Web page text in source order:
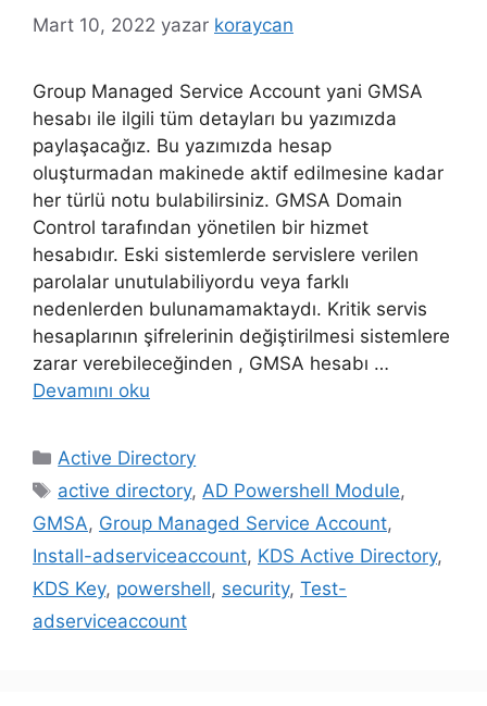
Mart 10, 2022 yazar koraycan
Group Managed Service Account yani GMSA
hesabı ile ilgili tüm detayları bu yazımızda
paylaşacağız. Bu yazımızda hesap
oluşturmadan makinede aktif edilmesine kadar
her türlü notu bulabilirsiniz. GMSA Domain
Control tarafından yönetilen bir hizmet
hesabıdır. Eski sistemlerde servislere verilen
parolalar unutulabiliyordu veya farklı
nedenlerden bulunamamaktaydı. Kritik servis
hesaplarının şifrelerinin değiştirilmesi sistemlere
zarar verebileceğinden , GMSA hesabı …
Devamını oku
Kategoriler
Active Directory
Etiketler
active directory, AD Powershell Module,
GMSA, Group Managed Service Account,
Install-adserviceaccount, KDS Active Directory,
KDS Key, powershell, security, Test-
adserviceaccount